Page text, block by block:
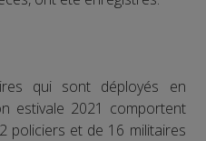
qui sont déployés en
estivale 2021 comportent
policiers et de 16 militaires